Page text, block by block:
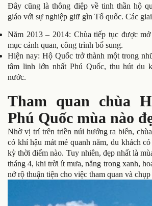
Đây cũng là thông điệp về tinh thần hộ
giáo với sự nghiệp giữ gìn Tổ quốc. Các
Năm 2013 – 2014: Chùa tiếp tục được
mục cảnh quan, công trình bổ sung.
Hiện nay: Hộ Quốc trở thành một trong
tâm linh lớn nhất Phú Quốc, thu hút du
nước.
Tham quan chùa
Phú Quốc mùa nào
Nhờ vị trí trên triền núi hướng ra biển,
có khí hậu mát mẻ quanh năm, du khách
kỳ thời điểm nào. Tuy nhiên, đẹp nhất là
tháng 4, khi trời ít mưa, nắng trong xanh,
nở rộ thuận tiện cho việc tham quan và chụp